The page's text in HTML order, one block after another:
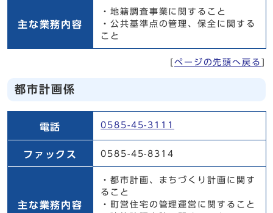
主な業務内容
・地籍調査事業に関すること
・公共基準点の管理、保全に関する
こと
ページの先頭へ戻る
都市計画係
電話
0585-45-3111
ファックス 0585-45-8314
主な業務内容
・都市計画、まちづくり計画に関す
ること
・町営住宅の管理運営に関すること